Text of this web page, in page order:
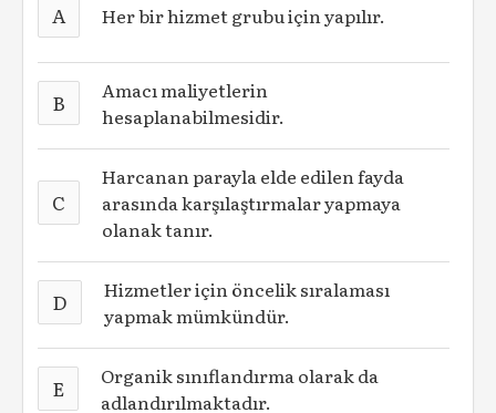
A Her bir hizmet grubu için yapılır.
B
Amacı maliyetlerin
hesaplanabilmesidir.
C
Harcanan parayla elde edilen fayda
arasında karşılaştırmalar yapmaya
olanak tanır.
D
Hizmetler için öncelik sıralaması
yapmak mümkündür.
E
Organik sınıflandırma olarak da
adlandırılmaktadır.